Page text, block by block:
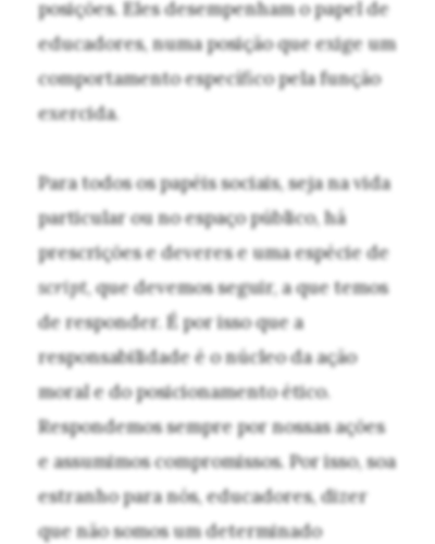
posições. Eles desempenham o papel de
educadores, numa posição que exige um
comportamento específico pela função
exercida.
Para todos os papéis sociais, seja na vida
particular ou no espaço público, há
prescrições e deveres e uma espécie de
script, que devemos seguir, a que temos
de responder. É por isso que a
responsabilidade é o núcleo da ação
moral e do posicionamento ético.
Respondemos sempre por nossas ações
e assumimos compromissos. Por isso, soa
estranho para nós, educadores, dizer
que não somos um determinado